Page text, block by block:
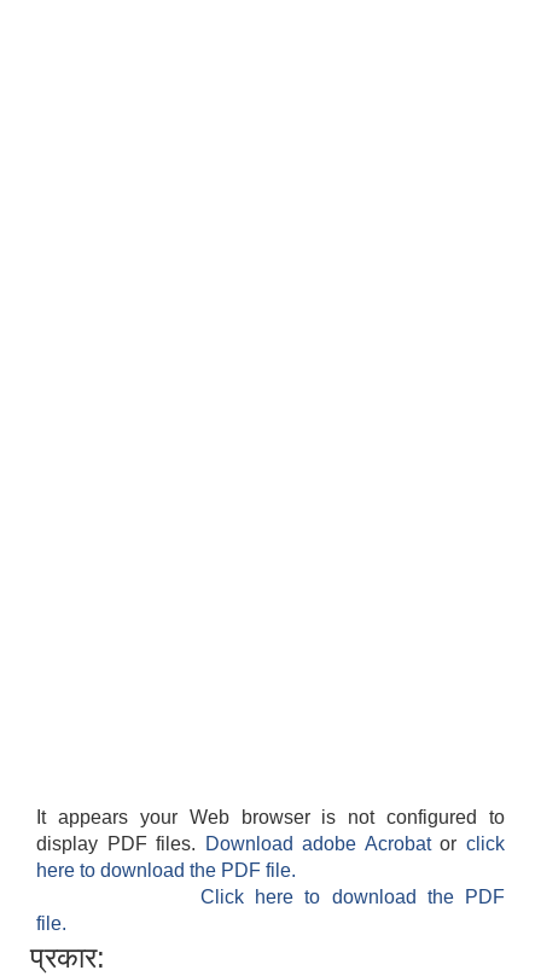
It appears your Web browser is not configured to
display PDF files.
Download adobe Acrobatorclick
here to download the PDF file.
Click here to download the PDF
file.
प्रकार: